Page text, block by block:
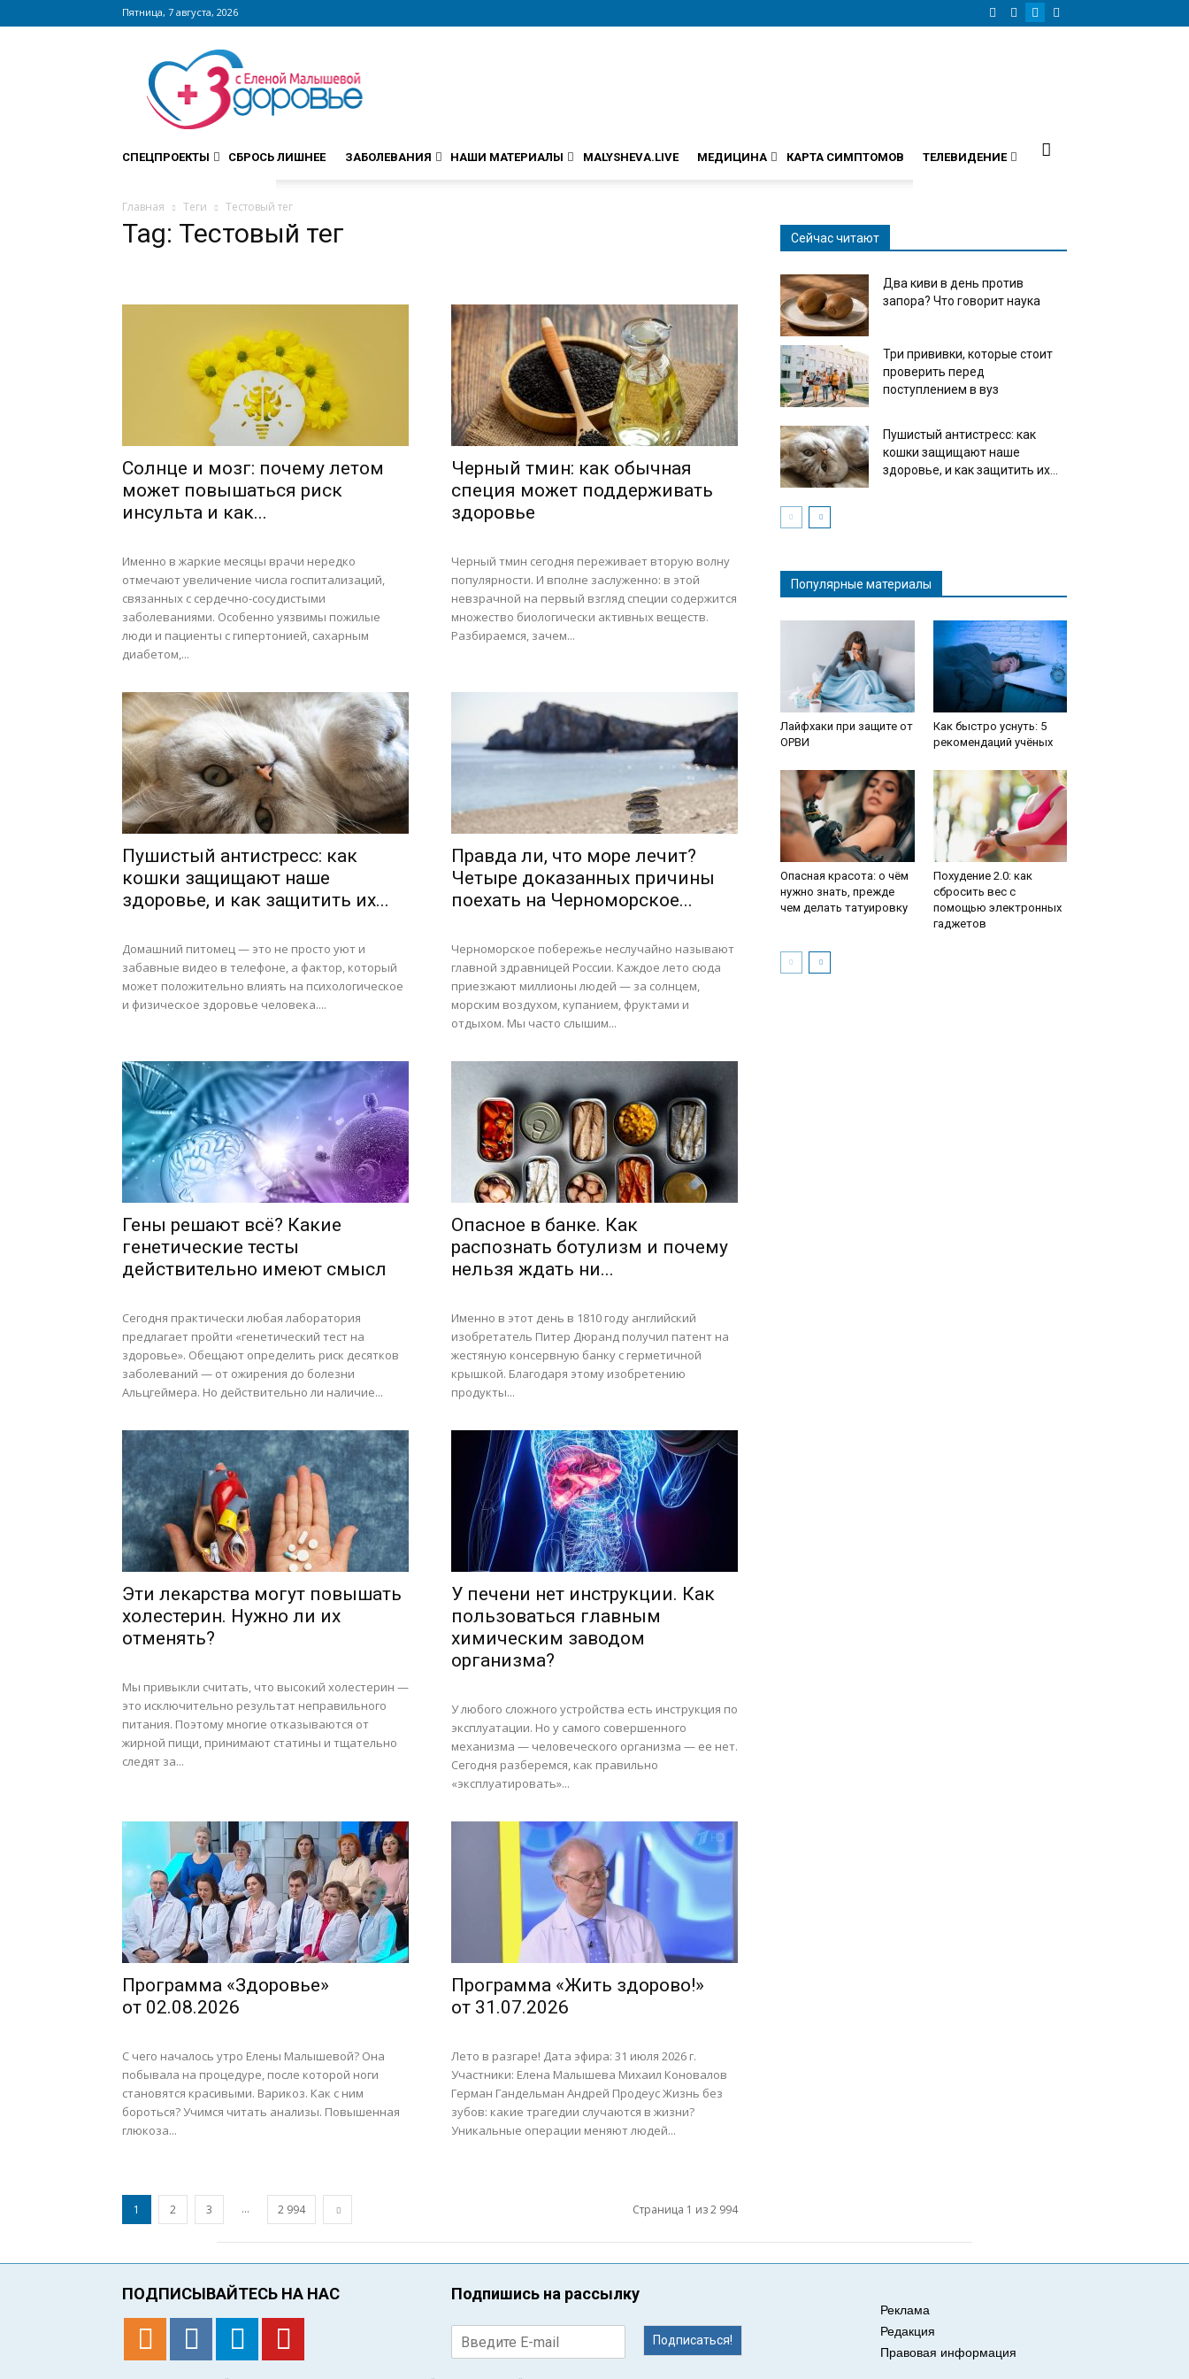
Пятница, 7 августа, 2026
Сайт
zdorovieinfo.ru
крупнейший
медицинский
интернет-
СПЕЦПРОЕКТЫ СБРОСЬ ЛИШНЕЕ ЗАБОЛЕВАНИЯ НАШИ МАТЕРИАЛЫ MALYSHEVA.LIVE МЕДИЦИНА КАРТА СИМПТОМОВ ТЕЛЕВИДЕНИЕ
Главная Теги Тестовый тег
Tag: Тестовый тег
Солнце и мозг: почему летом
может повышаться риск
инсульта и как...
Именно в жаркие месяцы врачи нередко
отмечают увеличение числа госпитализаций,
связанных с сердечно-сосудистыми
заболеваниями. Особенно уязвимы пожилые
люди и пациенты с гипертонией, сахарным
диабетом,...
Черный тмин: как обычная
специя может поддерживать
здоровье
Черный тмин сегодня переживает вторую волну
популярности. И вполне заслуженно: в этой
невзрачной на первый взгляд специи содержится
множество биологически активных веществ.
Разбираемся, зачем...
Пушистый антистресс: как
кошки защищают наше
здоровье, и как защитить их...
Домашний питомец — это не просто уют и
забавные видео в телефоне, а фактор, который
может положительно влиять на психологическое
и физическое здоровье человека....
Правда ли, что море лечит?
Четыре доказанных причины
поехать на Черноморское...
Черноморское побережье неслучайно называют
главной здравницей России. Каждое лето сюда
приезжают миллионы людей — за солнцем,
морским воздухом, купанием, фруктами и
отдыхом. Мы часто слышим...
Гены решают всё? Какие
генетические тесты
действительно имеют смысл
Сегодня практически любая лаборатория
предлагает пройти «генетический тест на
здоровье». Обещают определить риск десятков
заболеваний — от ожирения до болезни
Альцгеймера. Но действительно ли наличие...
Опасное в банке. Как
распознать ботулизм и почему
нельзя ждать ни...
Именно в этот день в 1810 году английский
изобретатель Питер Дюранд получил патент на
жестяную консервную банку с герметичной
крышкой. Благодаря этому изобретению
продукты...
Эти лекарства могут повышать
холестерин. Нужно ли их
отменять?
Мы привыкли считать, что высокий холестерин —
это исключительно результат неправильного
питания. Поэтому многие отказываются от
жирной пищи, принимают статины и тщательно
следят за...
У печени нет инструкции. Как
пользоваться главным
химическим заводом
организма?
У любого сложного устройства есть инструкция по
эксплуатации. Но у самого совершенного
механизма — человеческого организма — ее нет.
Сегодня разберемся, как правильно
«эксплуатировать»...
Программа «Здоровье»
от 02.08.2026
С чего началось утро Елены Малышевой? Она
побывала на процедуре, после которой ноги
становятся красивыми. Варикоз. Как с ним
бороться? Учимся читать анализы. Повышенная
глюкоза...
Программа «Жить здорово!»
от 31.07.2026
Лето в разгаре! Дата эфира: 31 июля 2026 г.
Участники: Елена Малышева Михаил Коновалов
Герман Гандельман Андрей Продеус Жизнь без
зубов: какие трагедии случаются в жизни?
Уникальные операции меняют людей...
1 2 3 ... 2 994 Страница 1 из 2 994
Сейчас читают
Два киви в день против
запора? Что говорит наука
Три прививки, которые стоит
проверить перед
поступлением в вуз
Пушистый антистресс: как
кошки защищают наше
здоровье, и как защитить их...
Популярные материалы
Лайфхаки при защите от
ОРВИ
Как быстро уснуть: 5
рекомендаций учёных
Опасная красота: о чём
нужно знать, прежде
чем делать татуировку
Похудение 2.0: как
сбросить вес с
помощью электронных
гаджетов
ПОДПИСЫВАЙТЕСЬ НА НАС Подпишись на рассылку
Подписаться!
Реклама
Редакция
Правовая информация